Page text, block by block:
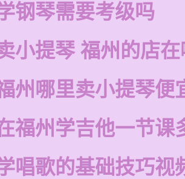
钢琴需要考级吗
小提琴 福州的店
州哪里卖小提琴便
福州学吉他一节课
唱歌的基础技巧视